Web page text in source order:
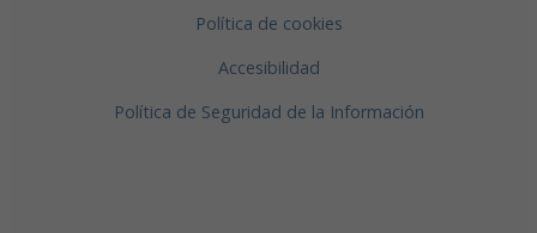
Política de cookies
Accesibilidad
Política de Seguridad de la Información